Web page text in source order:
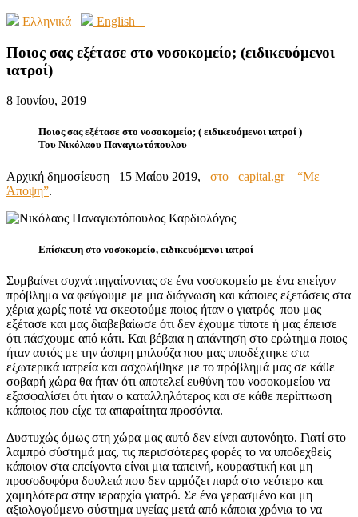
Ελληνικά English
Ποιος σας εξέτασε στο νοσοκομείο; (ειδικευόμενοι
ιατροί)
8 Ιουνίου, 2019
Ποιος σας εξέτασε στο νοσοκομείο; ( ειδικευόμενοι ιατροί )
Του Νικόλαου Παναγιωτόπουλου
Αρχική δημοσίευση 15 Μαίου 2019, στο capital.gr “Με
Άποψη”.
Επίσκεψη στο νοσοκομείο, ειδικευόμενοι ιατροί
Συμβαίνει συχνά πηγαίνοντας σε ένα νοσοκομείο με ένα επείγον
πρόβλημα να φεύγουμε με μια διάγνωση και κάποιες εξετάσεις στα
χέρια χωρίς ποτέ να σκεφτούμε ποιος ήταν ο γιατρός που μας
εξέτασε και μας διαβεβαίωσε ότι δεν έχουμε τίποτε ή μας έπεισε
ότι πάσχουμε από κάτι. Και βέβαια η απάντηση στο ερώτημα ποιος
ήταν αυτός με την άσπρη μπλούζα που μας υποδέχτηκε στα
εξωτερικά ιατρεία και ασχολήθηκε με το πρόβλημά μας σε κάθε
σοβαρή χώρα θα ήταν ότι αποτελεί ευθύνη του νοσοκομείου να
εξασφαλίσει ότι ήταν ο καταλληλότερος και σε κάθε περίπτωση
κάποιος που είχε τα απαραίτητα προσόντα.
Δυστυχώς όμως στη χώρα μας αυτό δεν είναι αυτονόητο. Γιατί στο
λαμπρό σύστημά μας, τις περισσότερες φορές το να υποδεχθείς
κάποιον στα επείγοντα είναι μια ταπεινή, κουραστική και μη
προσοδοφόρα δουλειά που δεν αρμόζει παρά στο νεότερο και
χαμηλότερα στην ιεραρχία γιατρό. Σε ένα γερασμένο και μη
αξιολογούμενο σύστημα υγείας μετά από κάποια χρόνια το να